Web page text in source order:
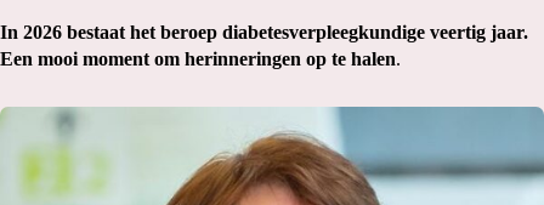
In 2026 bestaat het beroep diabetesverpleegkundige veertig jaar.
Een mooi moment om herinneringen op te halen.